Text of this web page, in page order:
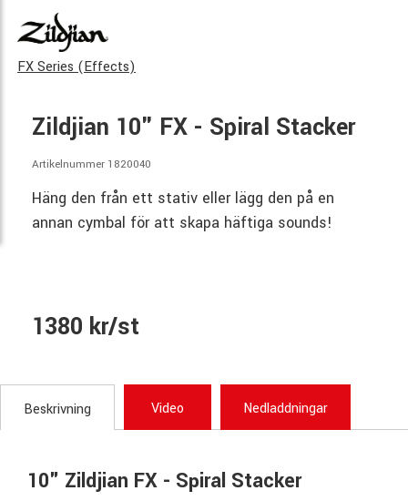
FX Series (Effects)
Zildjian 10" FX - Spiral Stacker
Artikelnummer 1820040
Häng den från ett stativ eller lägg den på en
annan cymbal för att skapa häftiga sounds!
1380 kr/st
Beskrivning Video Nedladdningar
10" Zildjian FX - Spiral Stacker